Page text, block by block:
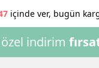
indirim